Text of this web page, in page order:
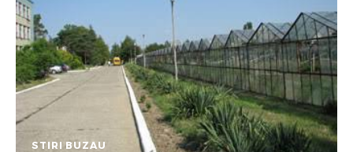
STIRI BUZAU